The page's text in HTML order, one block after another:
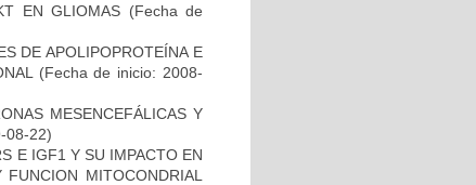
EN GLIOMAS (Fecha de
DE APOLIPOPROTEÍNA E
(Fecha de inicio: 2008-
MESENCEFÁLICAS Y
08-22)
E IGF1 Y SU IMPACTO EN
MITOCONDRIAL